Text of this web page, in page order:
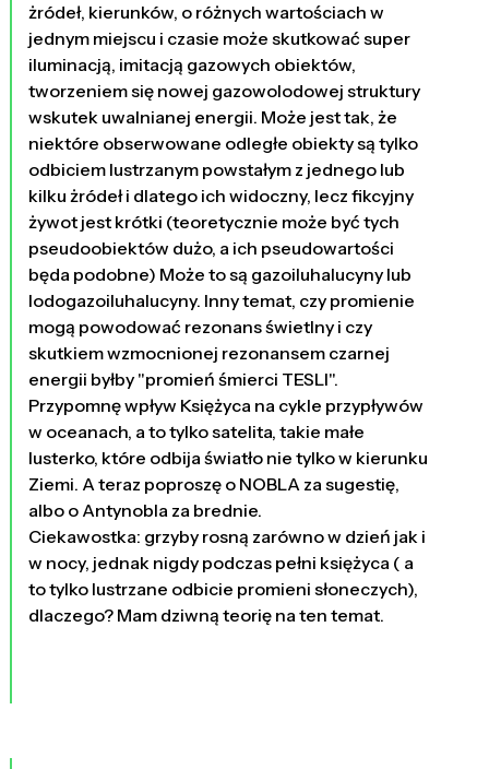
żródeł, kierunków, o różnych wartościach w
jednym miejscu i czasie może skutkować super
iluminacją, imitacją gazowych obiektów,
tworzeniem się nowej gazowolodowej struktury
wskutek uwalnianej energii. Może jest tak, że
niektóre obserwowane odległe obiekty są tylko
odbiciem lustrzanym powstałym z jednego lub
kilku żródeł i dlatego ich widoczny, lecz fikcyjny
żywot jest krótki (teoretycznie może być tych
pseudoobiektów dużo, a ich pseudowartości
będa podobne) Może to są gazoiluhalucyny lub
lodogazoiluhalucyny. Inny temat, czy promienie
mogą powodować rezonans świetlny i czy
skutkiem wzmocnionej rezonansem czarnej
energii byłby "promień śmierci TESLI".
Przypomnę wpływ Księżyca na cykle przypływów
w oceanach, a to tylko satelita, takie małe
lusterko, które odbija światło nie tylko w kierunku
Ziemi. A teraz poproszę o NOBLA za sugestię,
albo o Antynobla za brednie.
Ciekawostka: grzyby rosną zarówno w dzień jak i
w nocy, jednak nigdy podczas pełni księżyca ( a
to tylko lustrzane odbicie promieni słoneczych),
dlaczego? Mam dziwną teorię na ten temat.